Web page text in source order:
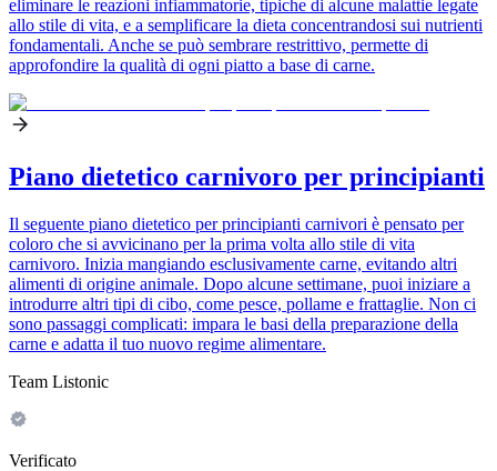
eliminare le reazioni infiammatorie, tipiche di alcune malattie legate
allo stile di vita, e a semplificare la dieta concentrandosi sui nutrienti
fondamentali. Anche se può sembrare restrittivo, permette di
approfondire la qualità di ogni piatto a base di carne.
Piano dietetico carnivoro per principianti
Il seguente piano dietetico per principianti carnivori è pensato per
coloro che si avvicinano per la prima volta allo stile di vita
carnivoro. Inizia mangiando esclusivamente carne, evitando altri
alimenti di origine animale. Dopo alcune settimane, puoi iniziare a
introdurre altri tipi di cibo, come pesce, pollame e frattaglie. Non ci
sono passaggi complicati: impara le basi della preparazione della
carne e adatta il tuo nuovo regime alimentare.
Team Listonic
Verificato